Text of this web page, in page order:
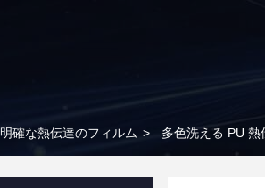
明確な熱伝達のフィルム > 多色洗える PU